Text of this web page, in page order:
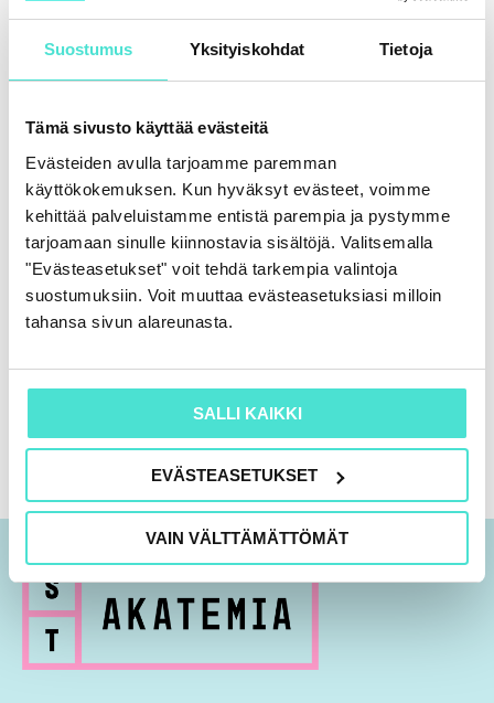
Suostumus Yksityiskohdat Tietoja
Tämä sivusto käyttää evästeitä
Evästeiden avulla tarjoamme paremman
käyttökokemuksen. Kun hyväksyt evästeet, voimme
kehittää palveluistamme entistä parempia ja pystymme
tarjoamaan sinulle kiinnostavia sisältöjä. Valitsemalla
"Evästeasetukset" voit tehdä tarkempia valintoja
suostumuksiin. Voit muuttaa evästeasetuksiasi milloin
tahansa sivun alareunasta.
SALLI KAIKKI
EVÄSTEASETUKSET
VAIN VÄLTTÄMÄTTÖMÄT
Katso koulutus & aineisto 10.5.2023
Merkitse koulutus suoritetuksi & lataa
todistus
Kuvattu: 10.5.2023